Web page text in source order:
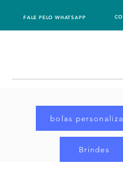
FALE PELO WHATSAPP
bolas
Brindes